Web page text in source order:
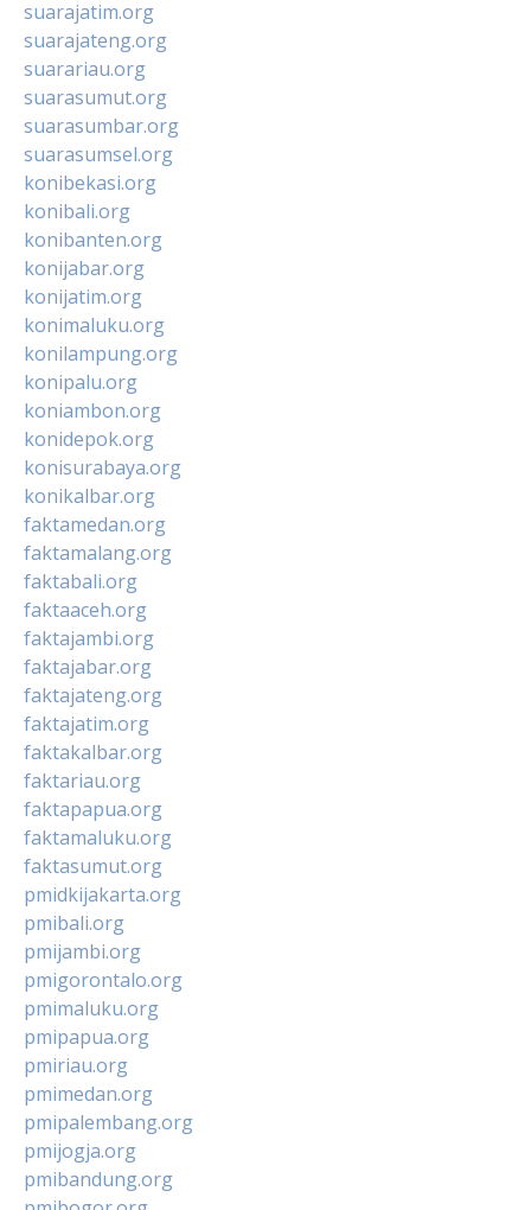
suarajatim.org
suarajateng.org
suarariau.org
suarasumut.org
suarasumbar.org
suarasumsel.org
konibekasi.org
konibali.org
konibanten.org
konijabar.org
konijatim.org
konimaluku.org
konilampung.org
konipalu.org
koniambon.org
konidepok.org
konisurabaya.org
konikalbar.org
faktamedan.org
faktamalang.org
faktabali.org
faktaaceh.org
faktajambi.org
faktajabar.org
faktajateng.org
faktajatim.org
faktakalbar.org
faktariau.org
faktapapua.org
faktamaluku.org
faktasumut.org
pmidkijakarta.org
pmibali.org
pmijambi.org
pmigorontalo.org
pmimaluku.org
pmipapua.org
pmiriau.org
pmimedan.org
pmipalembang.org
pmijogja.org
pmibandung.org